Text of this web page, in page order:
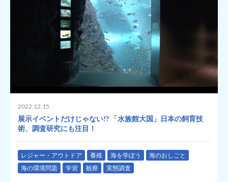
2022.12.15
展示イベントだけじゃない!? 「水族館大国」日本の飼育技
術、調査研究にも注目！
レジャー・アウトドア 養殖 海を学ぼう
海のおしごと
海の環境問題
学習 観察 実態調査